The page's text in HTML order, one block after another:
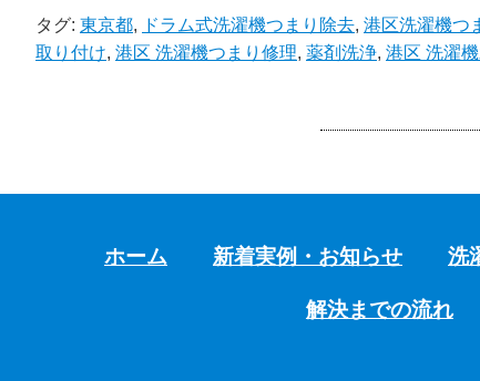
タグ: 東京都, ドラム式洗濯機つまり除去, 港区洗濯機つ
取り付け, 港区 洗濯機つまり修理, 薬剤洗浄, 港区 洗濯
ホーム 新着実例・お知らせ 洗
解決までの流れ